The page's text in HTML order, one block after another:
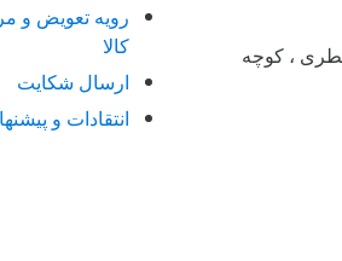
نطری ، کوچه
رویه تعویض و
کالا
ارسال شکایت
انتقادات و